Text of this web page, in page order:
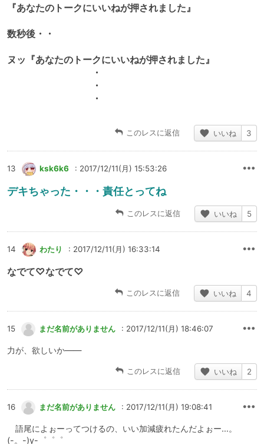
『あなたのトークにいいねが押されました』
数秒後・・
ヌッ『あなたのトークにいいねが押されました』
・
・
・
このレスに返信 いいね 3
13 ksk6k6 : 2017/12/11(月) 15:53:26
デキちゃった・・・責任とってね
このレスに返信 いいね 5
14 わたり : 2017/12/11(月) 16:33:14
なでて♡なでて♡
このレスに返信 いいね 4
15 まだ名前がありません : 2017/12/11(月) 18:46:07
力が、欲しいか――
このレスに返信 いいね 2
16 まだ名前がありません : 2017/12/11(月) 19:08:41
語尾によぉーってつけるの、いい加減疲れたんだよぉー…。
(-。-)y-゜゜゜